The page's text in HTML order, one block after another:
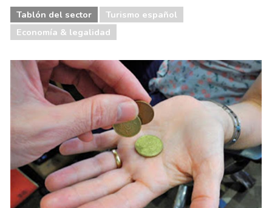
Tablón del sector
Turismo español
Economía & legalidad